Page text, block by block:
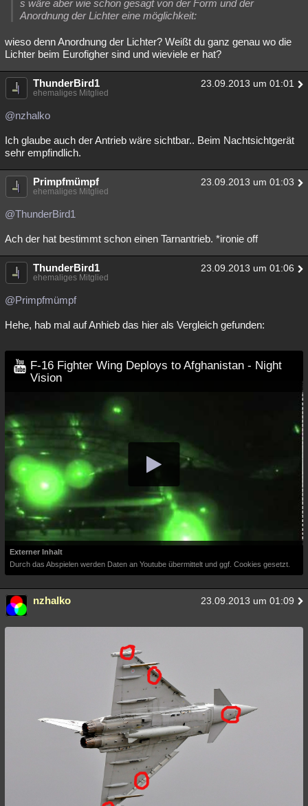
s wäre aber wie schon gesagt von der Form und der
Anordnung der Lichter eine möglichkeit:
wieso denn Anordnung der Lichter? Weißt du ganz genau wo die
Lichter beim Eurofigher sind und wieviele er hat?
ThunderBird1 23.09.2013 um 01:01
ehemaliges Mitglied
@nzhalko
Ich glaube auch der Antrieb wäre sichtbar.. Beim Nachtsichtgerät
sehr empfindlich.
Primpfmümpf 23.09.2013 um 01:03
ehemaliges Mitglied
@ThunderBird1
Ach der hat bestimmt schon einen Tarnantrieb. *ironie off
ThunderBird1 23.09.2013 um 01:06
ehemaliges Mitglied
@Primpfmümpf
Hehe, hab mal auf Anhieb das hier als Vergleich gefunden:
F-16 Fighter Wing Deploys to Afghanistan - Night
Vision
Externer Inhalt
Durch das Abspielen werden Daten an Youtube übermittelt und ggf. Cookies gesetzt.
nzhalko 23.09.2013 um 01:09